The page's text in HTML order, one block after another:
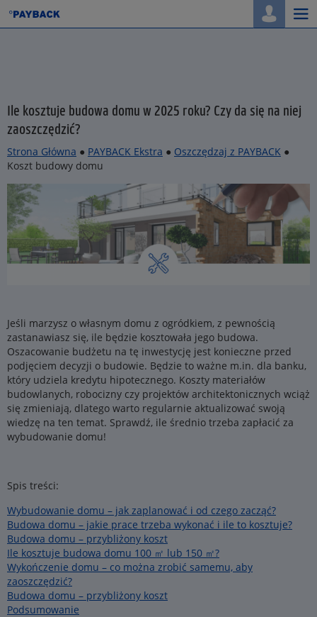
Ile kosztuje budowa domu w 2025 roku? Czy da się na niej
zaoszczędzić?
Strona Główna ● PAYBACK Ekstra ● Oszczędzaj z PAYBACK ●
Koszt budowy domu
Jeśli marzysz o własnym domu z ogródkiem, z pewnością
zastanawiasz się, ile będzie kosztowała jego budowa.
Oszacowanie budżetu na tę inwestycję jest konieczne przed
podjęciem decyzji o budowie. Będzie to ważne m.in. dla banku,
który udziela kredytu hipotecznego. Koszty materiałów
budowlanych, robocizny czy projektów architektonicznych wciąż
się zmieniają, dlatego warto regularnie aktualizować swoją
wiedzę na ten temat. Sprawdź, ile średnio trzeba zapłacić za
wybudowanie domu!
Spis treści:
Wybudowanie domu – jak zaplanować i od czego zacząć?
Budowa domu – jakie prace trzeba wykonać i ile to kosztuje?
Budowa domu – przybliżony koszt
Ile kosztuje budowa domu 100 ㎡ lub 150 ㎡?
Wykończenie domu – co można zrobić samemu, aby
zaoszczędzić?
Budowa domu – przybliżony koszt
Podsumowanie